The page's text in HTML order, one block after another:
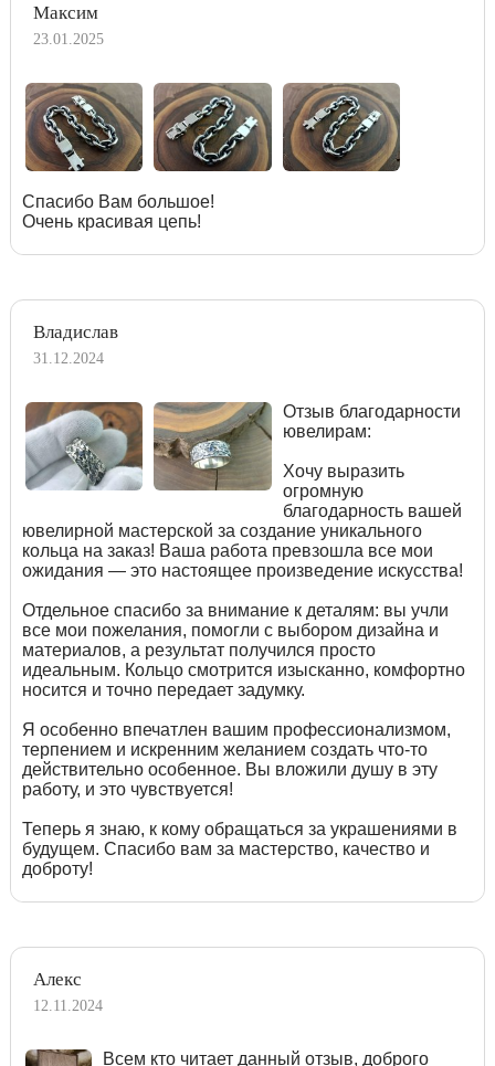
Максим
23.01.2025
Спасибо Вам большое!
Очень красивая цепь!
Владислав
31.12.2024
Отзыв благодарности
ювелирам:
Хочу выразить
огромную
благодарность вашей
ювелирной мастерской за создание уникального
кольца на заказ! Ваша работа превзошла все мои
ожидания — это настоящее произведение искусства!
Отдельное спасибо за внимание к деталям: вы учли
все мои пожелания, помогли с выбором дизайна и
материалов, а результат получился просто
идеальным. Кольцо смотрится изысканно, комфортно
носится и точно передает задумку.
Я особенно впечатлен вашим профессионализмом,
терпением и искренним желанием создать что-то
действительно особенное. Вы вложили душу в эту
работу, и это чувствуется!
Теперь я знаю, к кому обращаться за украшениями в
будущем. Спасибо вам за мастерство, качество и
доброту!
Алекс
12.11.2024
Всем кто читает данный отзыв, доброго